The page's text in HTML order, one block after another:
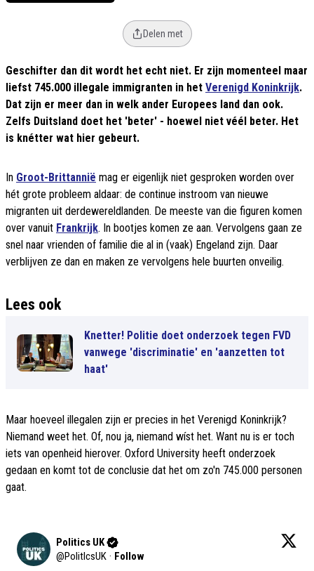
Delen met
Geschifter dan dit wordt het echt niet. Er zijn momenteel maar
liefst 745.000 illegale immigranten in het Verenigd Koninkrijk.
Dat zijn er meer dan in welk ander Europees land dan ook.
Zelfs Duitsland doet het 'beter' - hoewel niet véél beter. Het
is knétter wat hier gebeurt.
In Groot-Brittannië mag er eigenlijk niet gesproken worden over
hét grote probleem aldaar: de continue instroom van nieuwe
migranten uit derdewereldlanden. De meeste van die figuren komen
over vanuit Frankrijk. In bootjes komen ze aan. Vervolgens gaan ze
snel naar vrienden of familie die al in (vaak) Engeland zijn. Daar
verblijven ze dan en maken ze vervolgens hele buurten onveilig.
Lees ook
Knetter! Politie doet onderzoek tegen FVD
vanwege 'discriminatie' en 'aanzetten tot
haat'
Maar hoeveel illegalen zijn er precies in het Verenigd Koninkrijk?
Niemand weet het. Of, nou ja, niemand wíst het. Want nu is er toch
iets van openheid hierover. Oxford University heeft onderzoek
gedaan en komt tot de conclusie dat het om zo'n 745.000 personen
gaat.
Politics UK
@PolitlcsUK · Follow